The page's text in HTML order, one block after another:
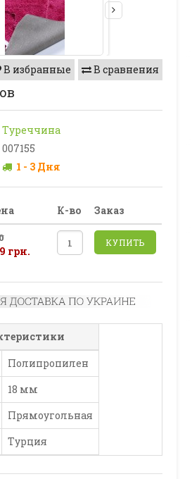
В сравнения
В избранные
Туреччина
007155
1 - 3 Дня
К-во
Заказ
грн.
КУПИТЬ
Полипропилен
18 мм
Прямоугольная
Турция